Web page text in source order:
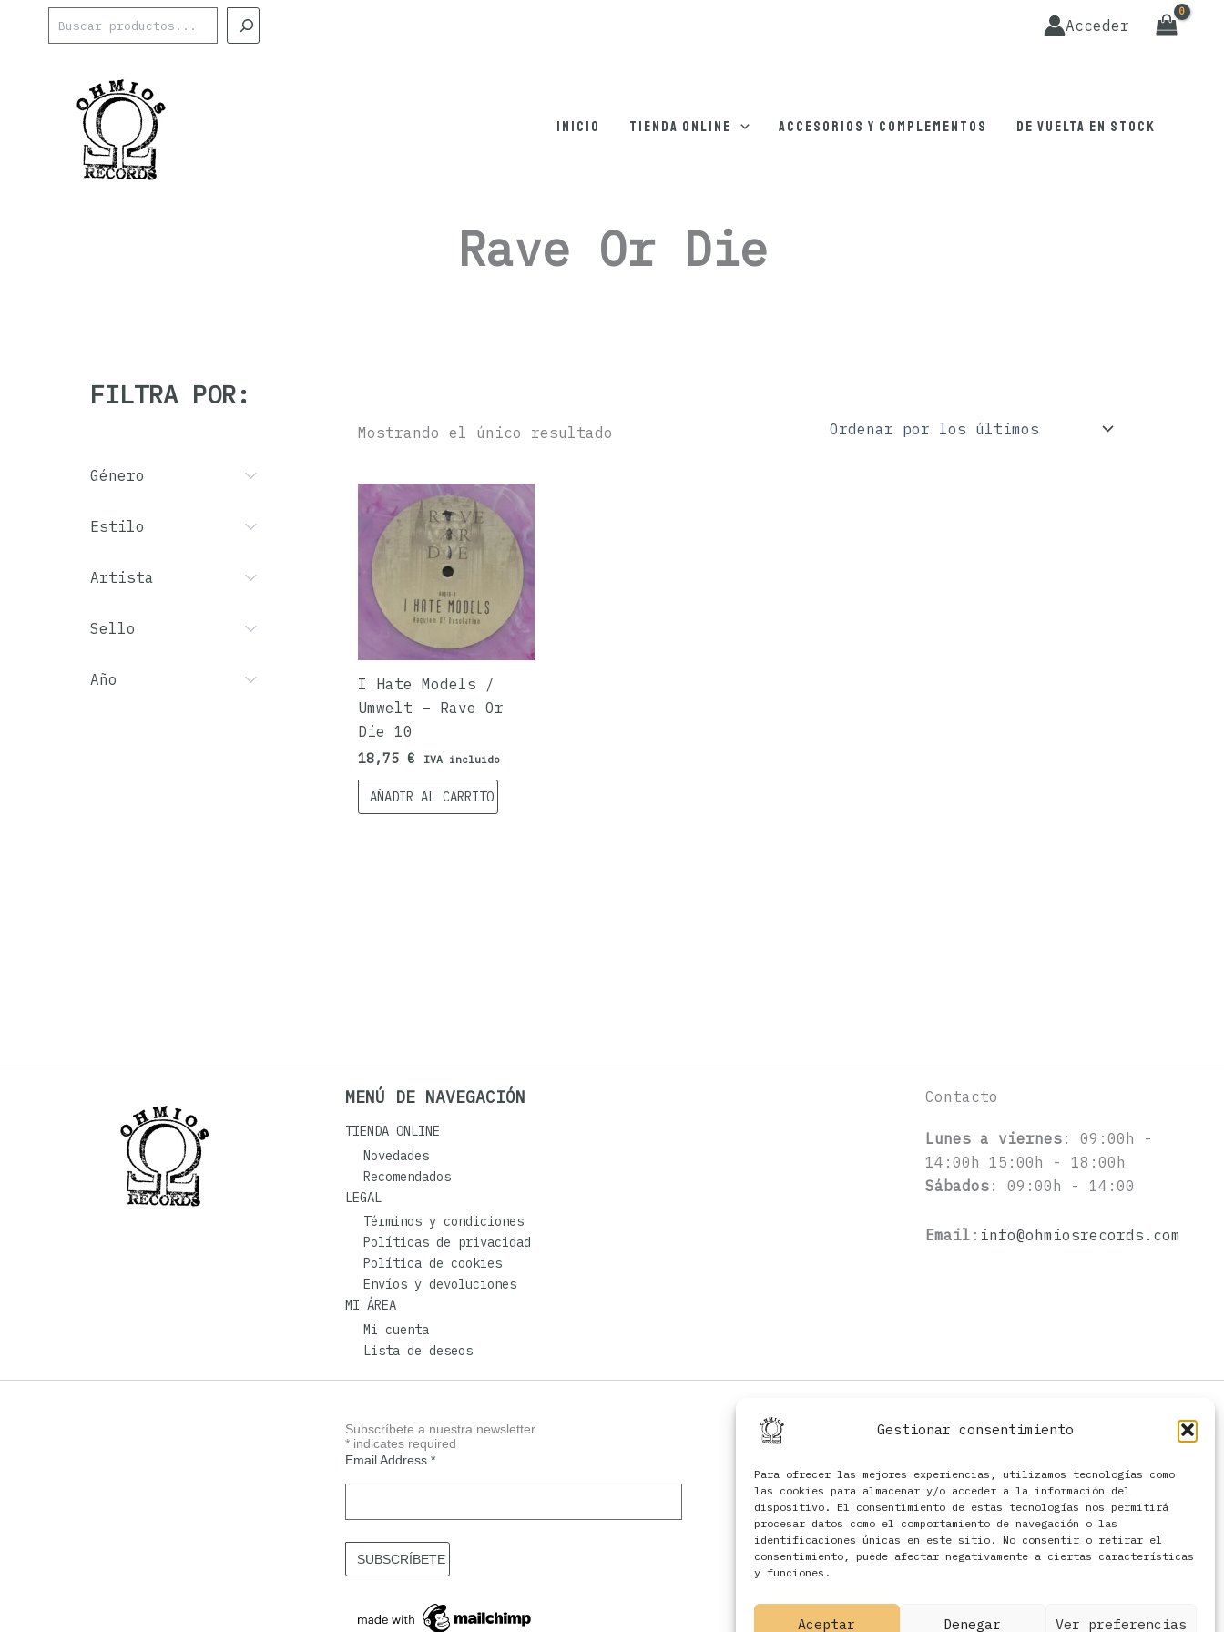
Gestionar consentimiento
Para ofrecer las mejores experiencias, utilizamos tecnologías como
las cookies para almacenar y/o acceder a la información del
dispositivo. El consentimiento de estas tecnologías nos permitirá
procesar datos como el comportamiento de navegación o las
identificaciones únicas en este sitio. No consentir o retirar el
consentimiento, puede afectar negativamente a ciertas características
y funciones.
Aceptar Denegar Ver preferencias
Acceder
Inicio Tienda online Accesorios y complementos De vuelta en stock
Rave Or Die
FILTRA POR:
Género
Estilo
Artista
Sello
Año
Mostrando el único resultado
I Hate Models /
Umwelt ‎– Rave Or
Die 10
18,75€ IVA incluido
AÑADIR AL CARRITO
MENÚ DE NAVEGACIÓN
TIENDA ONLINE
Novedades
Recomendados
LEGAL
Términos y condiciones
Políticas de privacidad
Política de cookies
Envíos y devoluciones
MI ÁREA
Mi cuenta
Lista de deseos
Contacto
Lunes a viernes: 09:00h -
14:00h 15:00h - 18:00h
Sábados: 09:00h - 14:00
Email : info@ohmiosrecords.com
Subscríbete a nuestra newsletter
*indicates required
Email Address *